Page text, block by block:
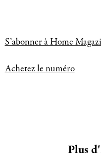
S’abonner à Home
Achetez le numéro
Plus